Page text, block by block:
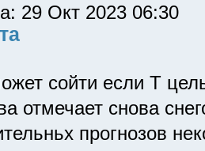
29 Окт 2023 06:30
сойти если Т
отмечает снова
прогнозов